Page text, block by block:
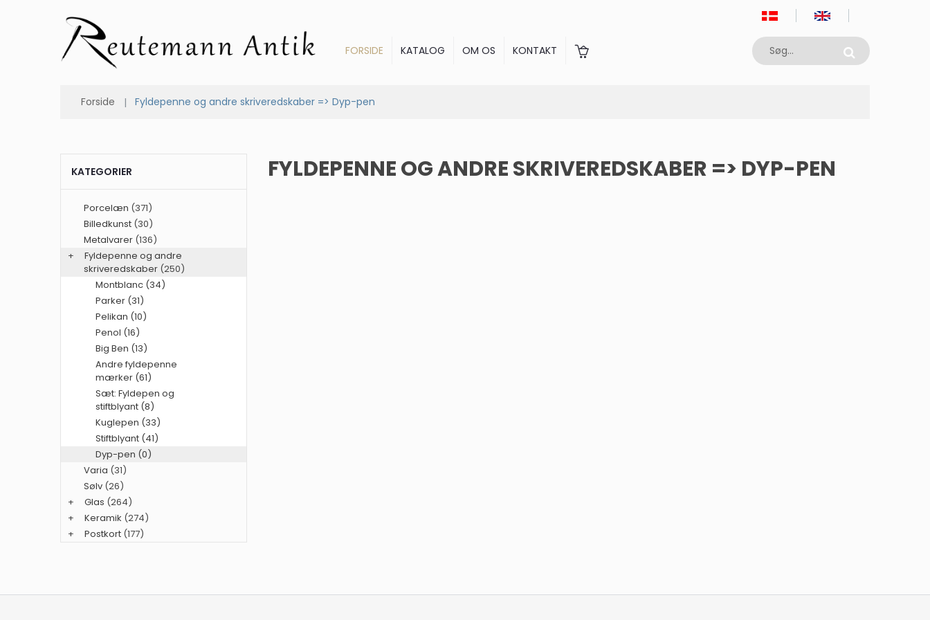
FORSIDE KATALOG OM OS KONTAKT
Forside Fyldepenne og andre skriveredskaber => Dyp-pen
FYLDEPENNE OG ANDRE SKRIVEREDSKABER => DYP-PEN
KATEGORIER
Porcelæn (371)
Billedkunst (30)
Metalvarer (136)
+
Fyldepenne og andre
skriveredskaber (250)
Montblanc (34)
Parker (31)
Pelikan (10)
Penol (16)
Big Ben (13)
Andre fyldepenne
mærker (61)
Sæt: Fyldepen og
stiftblyant (8)
Kuglepen (33)
Stiftblyant (41)
Dyp-pen (0)
Varia (31)
Sølv (26)
+
Glas (264)
+
Keramik (274)
+
Postkort (177)